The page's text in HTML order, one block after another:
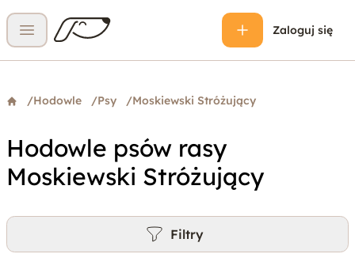
Otwórz menu
Zaloguj się
/Hodowle /Psy /Moskiewski Stróżujący
Hodowle psów rasy
Moskiewski Stróżujący
Filtry